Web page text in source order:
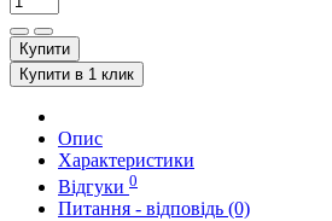
Купити
Купити в 1 клик
Опис
Характеристики
Відгуки 0
Питання - відповідь (0)